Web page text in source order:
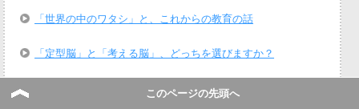
「世界の中のワタシ」と、これからの教育の話
「定型脳」と「考える脳」、どっちを選びますか？
第14回育児セラピスト座談会「精神科医さわ先生に訊いてみ
このページの先頭へ